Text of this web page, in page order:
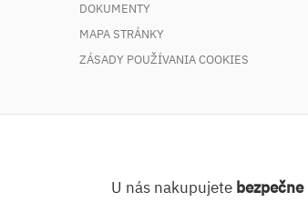
DOKUMENTY
MAPA STRÁNKY
ZÁSADY POUŽÍVANIA COOKIES
U nás nakupujete bezpečne